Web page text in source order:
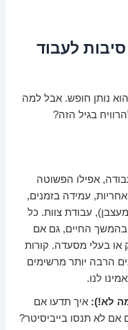
למה בכלל להתאמץ? 3 סיבות לעבוד
נותן חופש. אבל למה
בגיל הזה?
אפילו הפשוטה
עמידה בזמנים,
עבודת צוות. כל
החיים, גם אם
או בעלי מסעדה. קורות
בגיל 15 נראים הרבה יותר מרשימים
לא!): איך תדעו אם
אם לא תנסו בייביסיטר?